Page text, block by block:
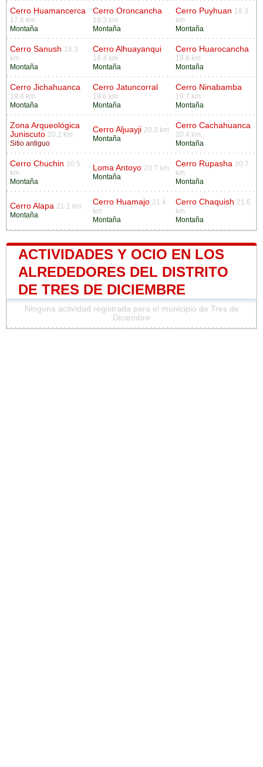
Cerro Huamancerca
17.8 km
Montaña
Cerro Oroncancha
18.3 km
Montaña
Cerro Puyhuan 18.3
km
Montaña
Cerro Sanush 18.3
km
Montaña
Cerro Alhuayanqui
18.4 km
Montaña
Cerro Huarocancha
18.8 km
Montaña
Cerro Jichahuanca
19.4 km
Montaña
Cerro Jatuncorral
19.6 km
Montaña
Cerro Ninabamba
19.7 km
Montaña
Zona Arqueológica
Juniscuto 20.2 km
Sitio antiguo
Cerro Aljuayji 20.3 km
Montaña
Cerro Cachahuanca
20.4 km
Montaña
Cerro Chuchin 20.5
km
Montaña
Loma Antoyo 20.7 km
Montaña
Cerro Rupasha 20.7
km
Montaña
Cerro Alapa 21.1 km
Montaña
Cerro Huamajo 21.4
km
Montaña
Cerro Chaquish 21.6
km
Montaña
ACTIVIDADES Y OCIO EN LOS
ALREDEDORES DEL DISTRITO
DE TRES DE DICIEMBRE
Ninguna actividad registrada para el municipio de Tres de
Diciembre